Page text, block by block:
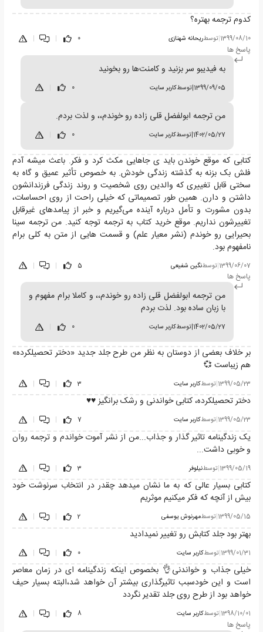
کدوم ترجمه بهتره؟
1399/08/10
|توسطریحانه شهنازی 0
|
|
پاسخ ها
به فیدیبو سر بزنید و کامنت‌ها رو بخونید
1399/09/05
|توسطکاربر سایت 0
من ترجمه ابولفضل قلی زاده رو خوندم،، و لذت بردم.
1402/05/27
|توسطکاربر سایت 0
کتابی که موقع خوندن باید ی جاهایی مکث کرد و فکر. باعث میشه آدم
فلش بک بزنه به گذشته زندگی خودش. به خصوص تأثیر عمیق و گاه به
سختی قابل تغییری که والدین روی شخصیت و روند زندگی فرزندانشون
داشتن و دارن. همین طور تصمیماتی که خیلی راحت از روی احساسات،
بدون مشورت و تأمل درباره آینده می‌گیریم و خبر از پیامدهای غیرقابل
تغییرشون نداریم. موقع خرید کتاب به ترجمه توجه کنید. من ترجمه سینا
بحیرایی رو خوندم (نشر معیار علم) و قسمت هایی از متن به کلی برام
نامفهوم بود.
1399/06/07
|توسطنگین شفیعی 5
|
|
پاسخ ها
من ترجمه ابولفضل قلی زاده رو خوندم،، و کاملا برام مفهوم و
با زبان ساده بود. لذت بردم
1402/05/27
|توسطکاربر سایت 0
بر خلاف بعضی از دوستان به نظر من طرح جلد جدید «دختر تحصیلکرده»
هم زیباست 💞
1399/05/23
|توسطکاربر سایت 3
|
|
دختر تحصیلکرده، کتابی خواندنی و رشک برانگیز ⁦♥️⁩⁦♥️⁩
1399/05/23
|توسطکاربر سایت 7
|
|
یک زندگینامه تاثیر گذار و جذاب...من از نشر آموت خواندم و ترجمه روان
و خوبی داشت...
1399/05/19
|توسطنیلوفر 3
|
|
کتابی بسیار عالی که به ما نشان میدهد چقدر در انتخاب سرنوشت خود
بیش از آنچه که فکر میکنیم موثریم
1399/05/15
|توسطمهرنوش یوسفی 2
|
|
بهتر بود جلد کتابش رو تغییر نمیدادید
1399/01/31
|توسطکاربر سایت 0
|
|
خیلی جذاب و خواندنی👌 بخصوص اینکه زندگینامه ای در زمان معاصر
است و این خودسبب تاثیرگذاری بیشتر آن خواهد شد،البته بسیار حیف
خواهد بود از طرح روی جلد تقدیر نگردد
1398/10/01
|توسطکاربر سایت 8
|
|
پاسخ ها